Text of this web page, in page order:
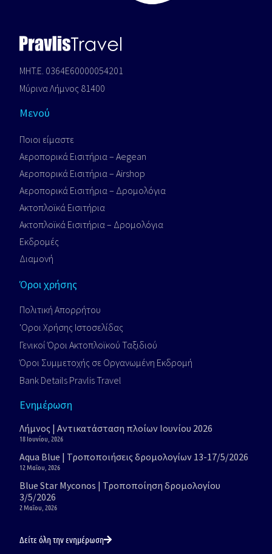
MHT.E. 0364E60000054201
Μύρινα Λήμνος 81400
Μενού
Ποιοι είμαστε
Αεροπορικά Εισιτήρια – Aegean
Αεροπορικά Εισιτήρια – Airshop
Αεροπορικά Εισιτήρια – Δρομολόγια
Ακτοπλοϊκά Εισιτήρια
Ακτοπλοϊκά Εισιτήρια – Δρομολόγια
Εκδρομές
Διαμονή
Όροι χρήσης
Πολιτική Απορρήτου
'Οροι Xρήσης Iστοσελίδας
Γενικοί Όροι Ακτοπλοϊκού Ταξιδιού
Όροι Συμμετοχής σε Οργανωμένη Εκδρομή
Bank Details Pravlis Travel
Ενημέρωση
Λήμνος | Αντικατάσταση πλοίων Ιουνίου 2026
18 Ιουνίου, 2026
Aqua Blue | Τροποποιήσεις δρομολογίων 13-17/5/2026
12 Μαΐου, 2026
Blue Star Myconos | Τροποποίηση δρομολογίου
3/5/2026
2 Μαΐου, 2026
Δείτε όλη την ενημέρωση